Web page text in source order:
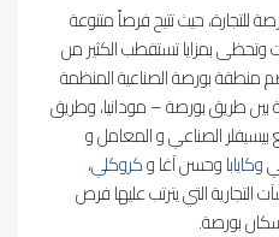
حيث تتيح فرصاً متنوعة
وتحظى بمزايا تستقطب الكثير من
منطقة بورصة الصناعية المنظمة
طريق بورصة – مودانيا، وطريق
الصناعي و المعامل و
وكاياباوحسن آغا وكروكلي،
التجارية التي يترتب عليها فرص